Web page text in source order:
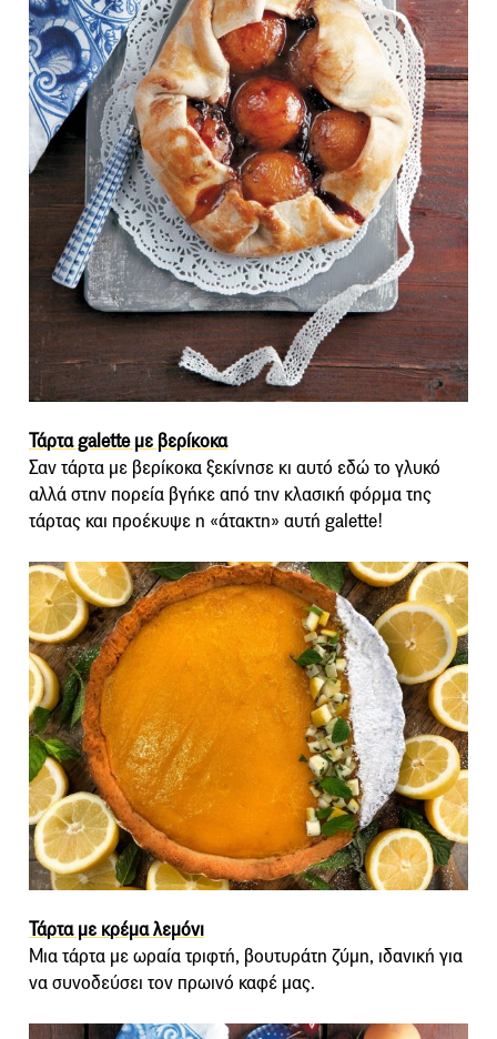
Τάρτα galette με βερίκοκα
Σαν τάρτα με βερίκοκα ξεκίνησε κι αυτό εδώ το γλυκό
αλλά στην πορεία βγήκε από την κλασική φόρμα της
τάρτας και προέκυψε η «άτακτη» αυτή galette!
Τάρτα με κρέμα λεμόνι
Μια τάρτα με ωραία τριφτή, βουτυράτη ζύμη, ιδανική για
να συνοδεύσει τον πρωινό καφέ μας.